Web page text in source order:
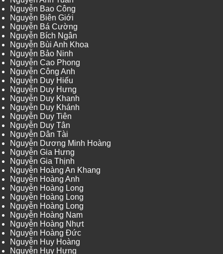
Nguyễn Bao Công
Nguyễn Biên Giới
Nguyễn Bá Cường
Nguyễn Bích Ngân
Nguyễn Bùi Anh Khoa
Nguyễn Bảo Ninh
Nguyễn Cao Phong
Nguyễn Công Anh
Nguyễn Duy Hiếu
Nguyễn Duy Hưng
Nguyễn Duy Khanh
Nguyễn Duy Khánh
Nguyễn Duy Tiên
Nguyễn Duy Tân
Nguyễn Dân Tài
Nguyễn Dương Minh Hoàng
Nguyễn Gia Hưng
Nguyễn Gia Thịnh
Nguyễn Hoàng An Khang
Nguyễn Hoàng Anh
Nguyễn Hoàng Long
Nguyễn Hoàng Long
Nguyễn Hoàng Long
Nguyễn Hoàng Nam
Nguyễn Hoàng Nhựt
Nguyễn Hoàng Đức
Nguyễn Huy Hoàng
Nguyễn Huy Hưng